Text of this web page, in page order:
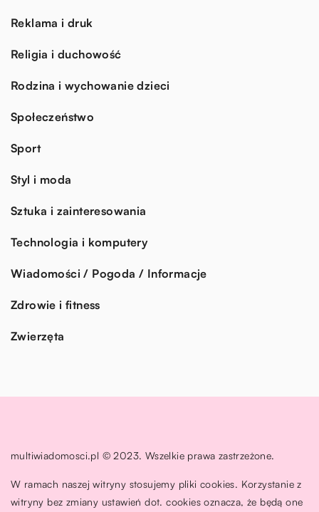
Reklama i druk
Religia i duchowość
Rodzina i wychowanie dzieci
Społeczeństwo
Sport
Styl i moda
Sztuka i zainteresowania
Technologia i komputery
Wiadomości / Pogoda / Informacje
Zdrowie i fitness
Zwierzęta
multiwiadomosci.pl © 2023. Wszelkie prawa zastrzeżone.
W ramach naszej witryny stosujemy pliki cookies. Korzystanie z
witryny bez zmiany ustawień dot. cookies oznacza, że będą one